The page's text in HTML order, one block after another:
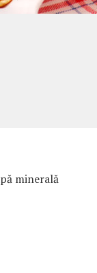
minerală